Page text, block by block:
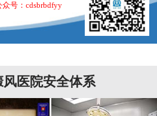
众号：cdsbrbdfyy
医院安全体系